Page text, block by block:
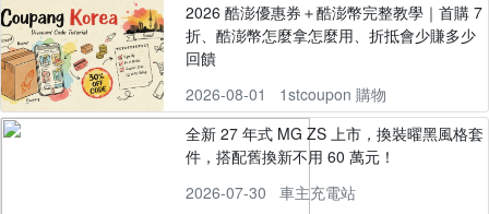
2026 酷澎優惠券＋酷澎幣完整教學｜首購 7
折、酷澎幣怎麼拿怎麼用、折抵會少賺多少
回饋
2026-08-01
1stcoupon 購物
全新 27 年式 MG ZS 上市，換裝曜黑風格套
件，搭配舊換新不用 60 萬元！
2026-07-30
車主充電站